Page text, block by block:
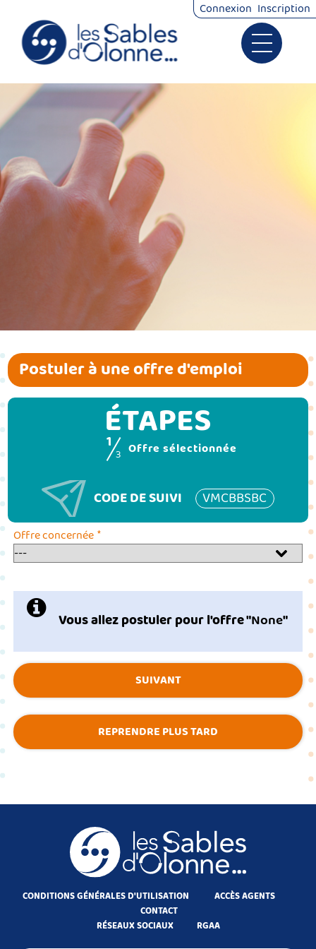
Ouvrir le
Démarches
Connexion Inscription
Postuler à une offre d'emploi
CODE DE SUIVI VMCBBSBC
ÉTAPES
1
3 Offre sélectionnée
Offre concernée *
Vous allez postuler pour l'offre "None"
SUIVANT
REPRENDRE PLUS TARD
CONDITIONS GÉNÉRALES D'UTILISATION
ACCÈS AGENTS
CONTACT
RÉSEAUX SOCIAUX
RGAA